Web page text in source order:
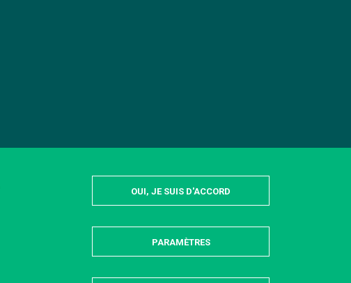
OUI, JE SUIS D'ACCORD
MASQUER
PARAMÈTRES